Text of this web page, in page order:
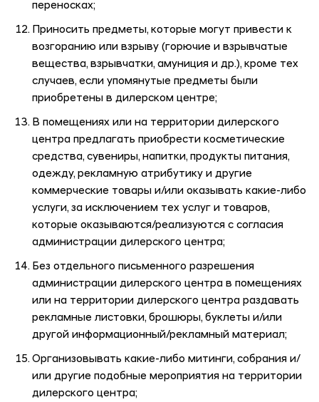
переносках;
Приносить предметы, которые могут привести к
возгоранию или взрыву (горючие и взрывчатые
вещества, взрывчатки, амуниция и др.), кроме тех
случаев, если упомянутые предметы были
приобретены в дилерском центре;
В помещениях или на территории дилерского
центра предлагать приобрести косметические
средства, сувениры, напитки, продукты питания,
одежду, рекламную атрибутику и другие
коммерческие товары и/или оказывать какие-либо
услуги, за исключением тех услуг и товаров,
которые оказываются/реализуются с согласия
администрации дилерского центра;
Без отдельного письменного разрешения
администрации дилерского центра в помещениях
или на территории дилерского центра раздавать
рекламные листовки, брошюры, буклеты и/или
другой информационный/рекламный материал;
Организовывать какие-либо митинги, собрания и/
или другие подобные мероприятия на территории
дилерского центра;